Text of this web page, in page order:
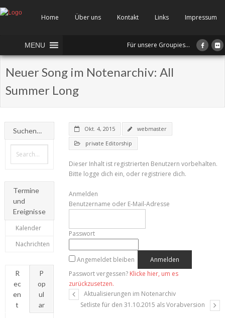
Home Über uns Kontakt Links Impressum
MENU Für unsere Groupies...
Neuer Song im Notenarchiv: All
Summer Long
Okt. 4, 2015
webmaster
private Editorship
Dieser Inhalt ist registrierten Benutzern vorbehalten.
Bitte logge dich ein, oder registriere dich.
Anmelden
Benutzername oder E-Mail-Adresse
Passwort
Angemeldet bleiben
Passwort vergessen? Klicke hier, um es
zurückzusetzen.
Aktualisierungen im Notenarchiv
Setliste für den 31.10.2015 als Vorabversion
Suchen…
Termine
und
Ereignisse
Kalender
Nachrichten
R
ec
en
t
P
op
ul
ar